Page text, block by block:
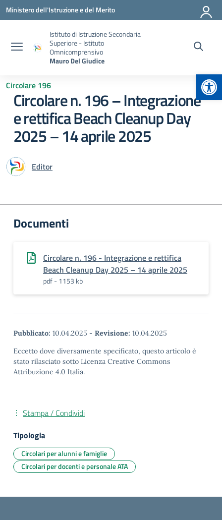
Vai ai contenuti
Vai al menu di navigazione
Vai al footer
Ministero dell'Istruzione e del Merito
Istituto di Istruzione Secondaria
Superiore - Istituto
Omnicomprensivo
Mauro Del Giudice
Circolare 196
Circolare n. 196 – Integrazione
e rettifica Beach Cleanup Day
2025 – 14 aprile 2025
Editor
Documenti
Circolare n. 196 - Integrazione e rettifica
Beach Cleanup Day 2025 – 14 aprile 2025
pdf - 1153 kb
Pubblicato: 10.04.2025 - Revisione: 10.04.2025
Eccetto dove diversamente specificato, questo articolo è
stato rilasciato sotto Licenza Creative Commons
Attribuzione 4.0 Italia.
Stampa / Condividi
Tipologia
Circolari per alunni e famiglie
Circolari per docenti e personale ATA